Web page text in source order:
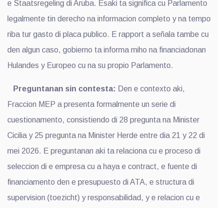
e Staatsregeling di Aruba. Esaki ta significa cu Parlamento
legalmente tin derecho na informacion completo y na tempo
riba tur gasto di placa publico. E rapport a señala tambe cu
den algun caso, gobierno ta informa miho na financiadonan
Hulandes y Europeo cu na su propio Parlamento.
Preguntanan sin contesta: Den e contexto aki,
Fraccion MEP a presenta formalmente un serie di
cuestionamento, consistiendo di 28 pregunta na Minister
Cicilia y 25 pregunta na Minister Herde entre dia 21 y 22 di
mei 2026. E preguntanan aki ta relaciona cu e proceso di
seleccion di e empresa cu a haya e contract, e fuente di
financiamento den e presupuesto di ATA, e structura di
supervision (toezicht) y responsabilidad, y e relacion cu e